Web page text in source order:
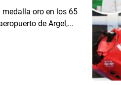
oro en los 65
de Argel,...